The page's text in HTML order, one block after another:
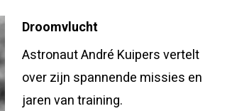
Droomvlucht
Astronaut André Kuipers vertelt
over zijn spannende missies en
jaren van training.